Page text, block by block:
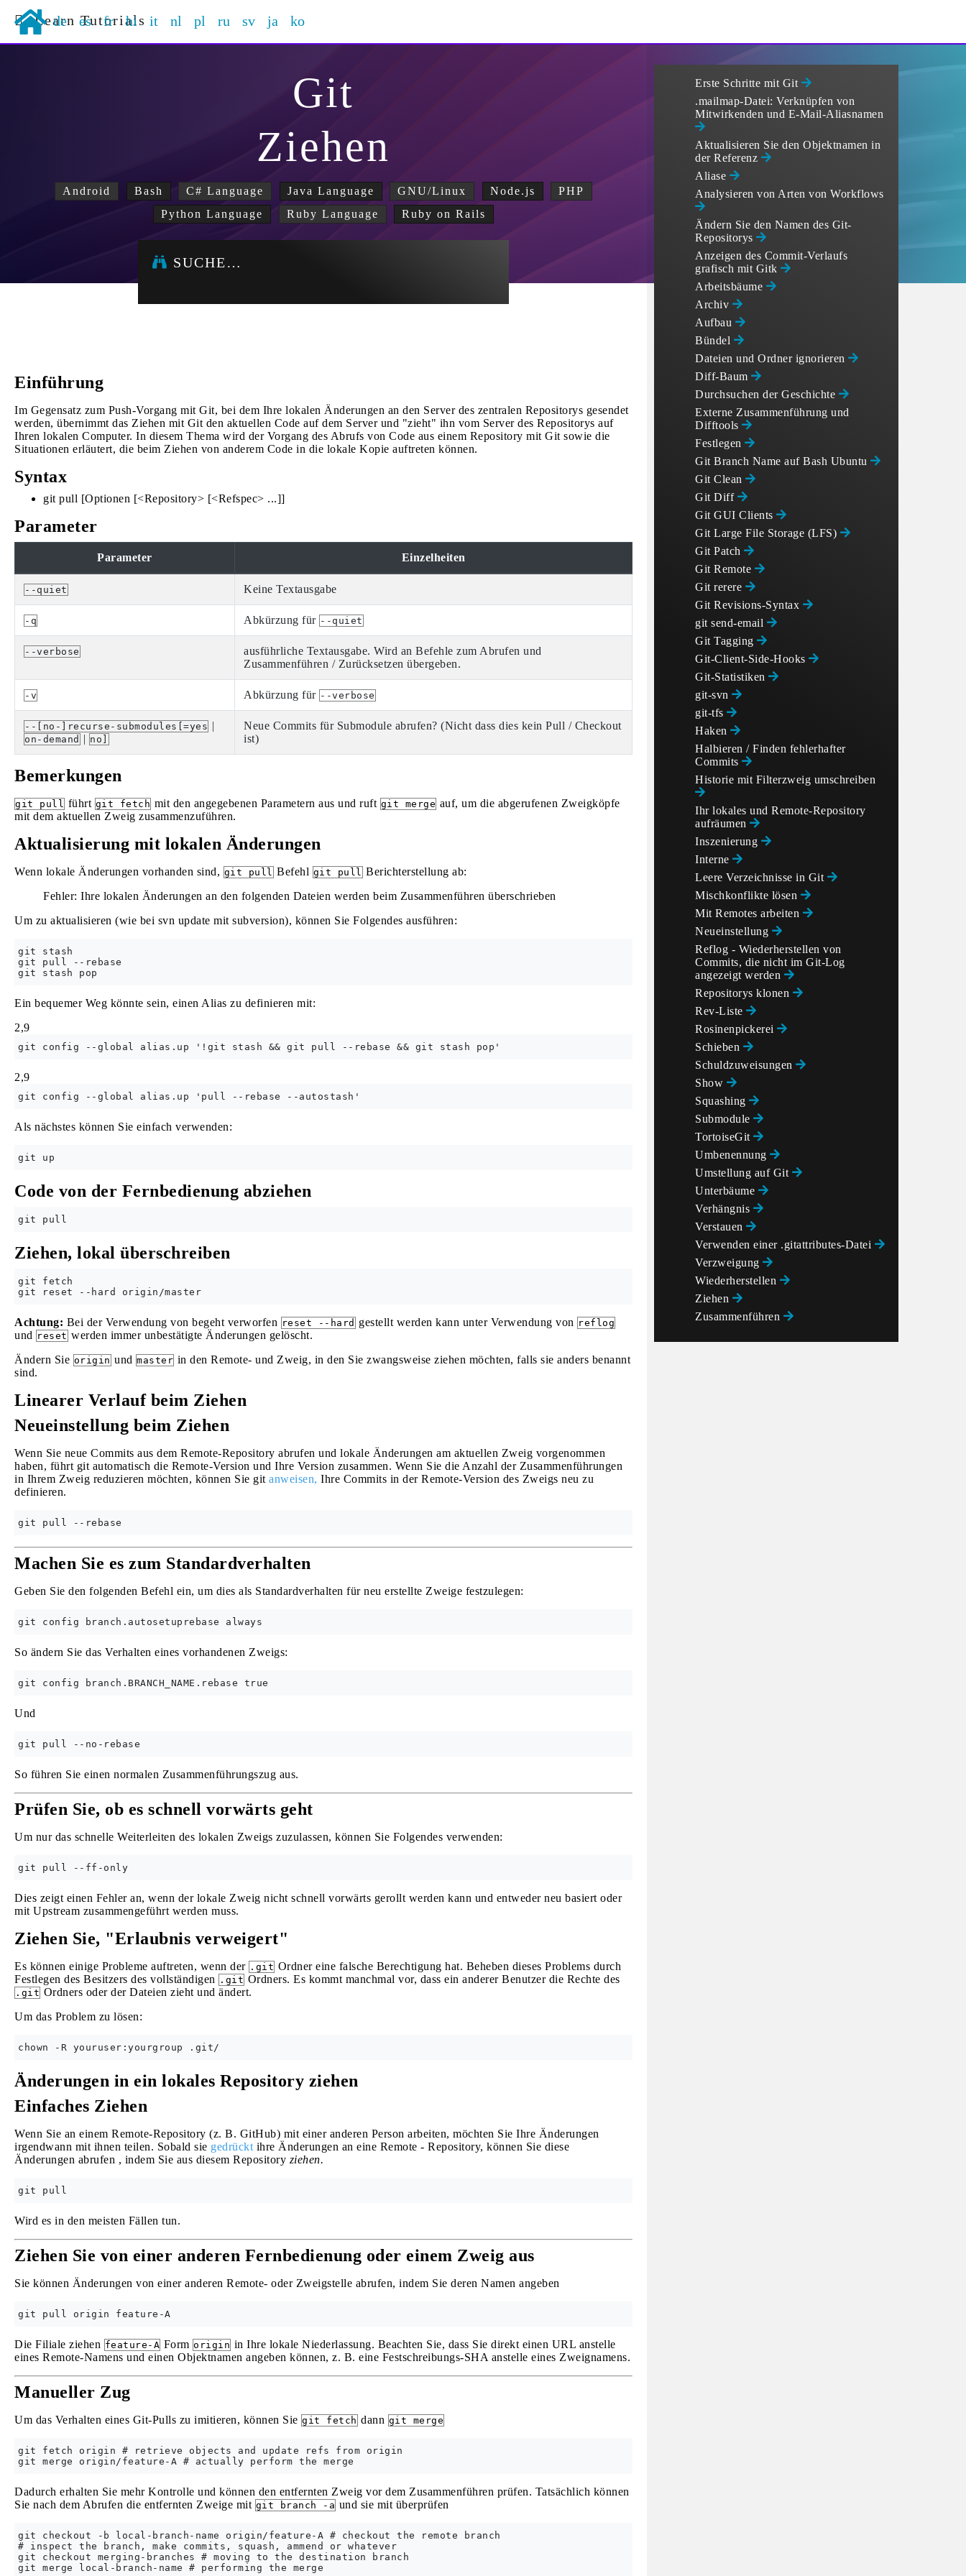
Learn Tutorials
de es fr hi it nl pl ru sv ja ko
Git
Ziehen
Android Bash C# Language Java Language GNU/Linux Node.js
PHP
Python Language
Ruby Language Ruby on Rails
SUCHE…
Einführung
Im Gegensatz zum Push-Vorgang mit Git, bei dem Ihre lokalen Änderungen an den Server des zentralen Repositorys gesendet
werden, übernimmt das Ziehen mit Git den aktuellen Code auf dem Server und "zieht" ihn vom Server des Repositorys auf
Ihren lokalen Computer. In diesem Thema wird der Vorgang des Abrufs von Code aus einem Repository mit Git sowie die
Situationen erläutert, die beim Ziehen von anderem Code in die lokale Kopie auftreten können.
Syntax
git pull [Optionen [<Repository> [<Refspec> ...]]
Parameter
Parameter Einzelheiten
--quiet Keine Textausgabe
-q Abkürzung für --quiet
--verbose
ausführliche Textausgabe. Wird an Befehle zum Abrufen und
Zusammenführen / Zurücksetzen übergeben.
-v Abkürzung für --verbose
--[no-]recurse-submodules[=yes |
on-demand | no]
Neue Commits für Submodule abrufen? (Nicht dass dies kein Pull / Checkout
ist)
Bemerkungen
git pull führt git fetch mit den angegebenen Parametern aus und ruft git merge auf, um die abgerufenen Zweigköpfe
mit dem aktuellen Zweig zusammenzuführen.
Aktualisierung mit lokalen Änderungen
Wenn lokale Änderungen vorhanden sind, git pull Befehl git pull Berichterstellung ab:
Fehler: Ihre lokalen Änderungen an den folgenden Dateien werden beim Zusammenführen überschrieben
Um zu aktualisieren (wie bei svn update mit subversion), können Sie Folgendes ausführen:
git stash
git pull --rebase
Ein bequemer Weg könnte sein, einen Alias ​​zu definieren mit:
2,9
2,9
Als nächstes können Sie einfach verwenden:
Code von der Fernbedienung abziehen
Ziehen, lokal überschreiben
git fetch
Achtung: Bei der Verwendung von begeht verworfen reset --hard gestellt werden kann unter Verwendung von reflog
und reset werden immer unbestätigte Änderungen gelöscht.
Ändern Sie origin und master in den Remote- und Zweig, in den Sie zwangsweise ziehen möchten, falls sie anders benannt
sind.
Linearer Verlauf beim Ziehen
Neueinstellung beim Ziehen
Wenn Sie neue Commits aus dem Remote-Repository abrufen und lokale Änderungen am aktuellen Zweig vorgenommen
haben, führt git automatisch die Remote-Version und Ihre Version zusammen. Wenn Sie die Anzahl der Zusammenführungen
in Ihrem Zweig reduzieren möchten, können Sie git anweisen, Ihre Commits in der Remote-Version des Zweigs neu zu
definieren.
Machen Sie es zum Standardverhalten
Geben Sie den folgenden Befehl ein, um dies als Standardverhalten für neu erstellte Zweige festzulegen:
So ändern Sie das Verhalten eines vorhandenen Zweigs:
Und
So führen Sie einen normalen Zusammenführungszug aus.
Prüfen Sie, ob es schnell vorwärts geht
Um nur das schnelle Weiterleiten des lokalen Zweigs zuzulassen, können Sie Folgendes verwenden:
Dies zeigt einen Fehler an, wenn der lokale Zweig nicht schnell vorwärts gerollt werden kann und entweder neu basiert oder
mit Upstream zusammengeführt werden muss.
Ziehen Sie, "Erlaubnis verweigert"
Es können einige Probleme auftreten, wenn der .git Ordner eine falsche Berechtigung hat. Beheben dieses Problems durch
Festlegen des Besitzers des vollständigen
.git Ordners. Es kommt manchmal vor, dass ein anderer Benutzer die Rechte des
.git Ordners oder der Dateien zieht und ändert.
Um das Problem zu lösen:
Änderungen in ein lokales Repository ziehen
Einfaches Ziehen
Wenn Sie an einem Remote-Repository (z. B. GitHub) mit einer anderen Person arbeiten, möchten Sie Ihre Änderungen
irgendwann mit ihnen teilen. Sobald sie gedrückt ihre Änderungen an eine Remote - Repository, können Sie diese
Änderungen abrufen , indem Sie aus diesem Repository ziehen.
Wird es in den meisten Fällen tun.
Ziehen Sie von einer anderen Fernbedienung oder einem Zweig aus
Sie können Änderungen von einer anderen Remote- oder Zweigstelle abrufen, indem Sie deren Namen angeben
Die Filiale ziehen feature-A Form origin in Ihre lokale Niederlassung. Beachten Sie, dass Sie direkt einen URL anstelle
eines Remote-Namens und einen Objektnamen angeben können, z. B. eine Festschreibungs-SHA anstelle eines Zweignamens.
Manueller Zug
Um das Verhalten eines Git-Pulls zu imitieren, können Sie git fetch dann git merge
git fetch origin # retrieve objects and update refs from origin
Dadurch erhalten Sie mehr Kontrolle und können den entfernten Zweig vor dem Zusammenführen prüfen. Tatsächlich können
Sie nach dem Abrufen die entfernten Zweige mit git branch -a und sie mit überprüfen
git checkout -b local-branch-name origin/feature-A # checkout the remote branch
# inspect the branch, make commits, squash, ammend or whatever
git checkout merging-branches # moving to the destination branch
Erste Schritte mit Git
.mailmap-Datei: Verknüpfen von
Mitwirkenden und E-Mail-Aliasnamen
Aktualisieren Sie den Objektnamen in
der Referenz
Aliase
Analysieren von Arten von Workflows
Ändern Sie den Namen des Git-
Repositorys
Anzeigen des Commit-Verlaufs
grafisch mit Gitk
Arbeitsbäume
Archiv
Aufbau
Bündel
Dateien und Ordner ignorieren
Diff-Baum
Durchsuchen der Geschichte
Externe Zusammenführung und
Difftools
Festlegen
Git Branch Name auf Bash Ubuntu
Git Clean
Git Diff
Git GUI Clients
Git Large File Storage (LFS)
Git Patch
Git Remote
Git rerere
Git Revisions-Syntax
git send-email
Git Tagging
Git-Client-Side-Hooks
Git-Statistiken
git-svn
git-tfs
Haken
Halbieren / Finden fehlerhafter
Commits
Historie mit Filterzweig umschreiben
Ihr lokales und Remote-Repository
aufräumen
Inszenierung
Interne
Leere Verzeichnisse in Git
Mischkonflikte lösen
Mit Remotes arbeiten
Neueinstellung
Reflog - Wiederherstellen von
Commits, die nicht im Git-Log
angezeigt werden
Repositorys klonen
Rev-Liste
Rosinenpickerei
Schieben
Schuldzuweisungen
Show
Squashing
Submodule
TortoiseGit
Umbenennung
Umstellung auf Git
Unterbäume
Verhängnis
Verstauen
Verwenden einer .gitattributes-Datei
Verzweigung
Wiederherstellen
Ziehen
Zusammenführen